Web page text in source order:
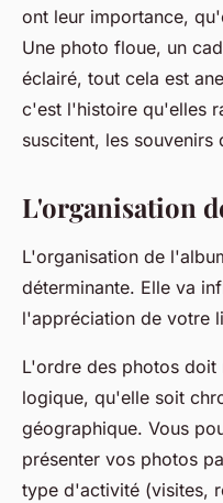
ont leur importance,
Une photo floue, un
éclairé, tout cela est
c'est l'histoire qu'elles
suscitent, les souvenirs
L'organisation
L'organisation de
déterminante. Elle va
l'appréciation de votre
L'ordre des photos doit
logique, qu'elle soit
géographique. Vous
présenter vos photos
type d'activité (visites,